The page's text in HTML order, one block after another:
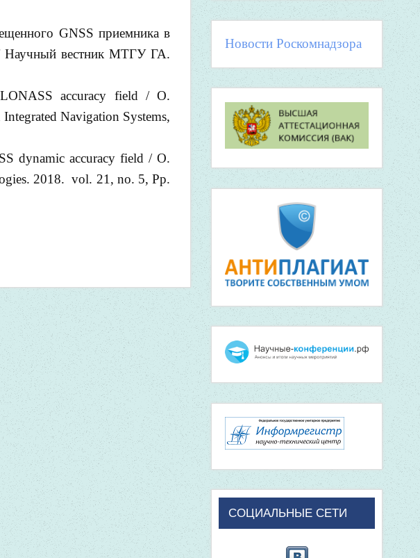
GNSS приемника в
Научный вестник МТГУ ГА.
accuracy field / O.
Navigation Systems,
dynamic accuracy field / O.
2018. vol. 21, no. 5, Pp.
Новости Роскомнадзора
СОЦИАЛЬНЫЕ СЕТИ